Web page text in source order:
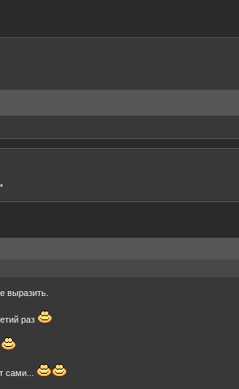
выразить.
раз
сами...